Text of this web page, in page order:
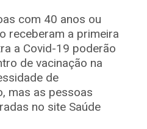
com 40 anos ou
receberam a primeira
a Covid-19 poderão
de vacinação na
de
mas as pessoas
no site Saúde